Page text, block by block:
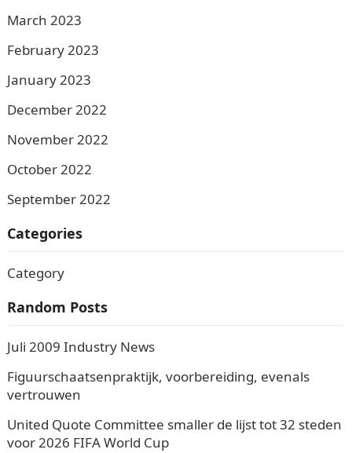
March 2023
February 2023
January 2023
December 2022
November 2022
October 2022
September 2022
Categories
Category
Random Posts
Juli 2009 Industry News
Figuurschaatsenpraktijk, voorbereiding, evenals
vertrouwen
United Quote Committee smaller de lijst tot 32 steden
voor 2026 FIFA World Cup